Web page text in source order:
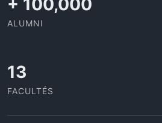
+ 100,000
ALUMNI
13
FACULTÉS